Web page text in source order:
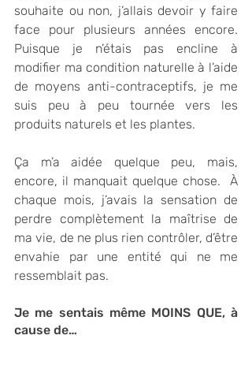
souhaite ou non, j’allais devoir y faire
face pour plusieurs années encore.
Puisque je n’étais pas encline à
modifier ma condition naturelle à l’aide
de moyens anti-contraceptifs, je me
suis peu à peu tournée vers les
produits naturels et les plantes.
Ça m’a aidée quelque peu, mais,
encore, il manquait quelque chose.  À
chaque mois, j’avais la sensation de
perdre complètement la maîtrise de
ma vie, de ne plus rien contrôler, d’être
envahie par une entité qui ne me
ressemblait pas.
Je me sentais même MOINS QUE, à
cause de…